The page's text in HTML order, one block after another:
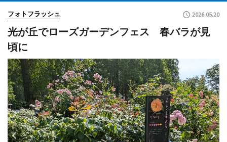
フォトフラッシュ 2026.05.20
光が丘でローズガーデンフェス 春バラが見
頃に